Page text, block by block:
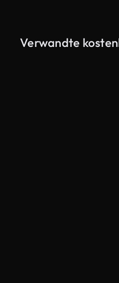
Verwandte